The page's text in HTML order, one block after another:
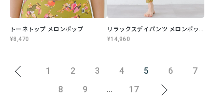
トーネトップ メロンポップ
¥8,470
リラックスデイパンツ メロンポップ
¥14,960
1 2 3 4 5 6
7
8
9 ... 17